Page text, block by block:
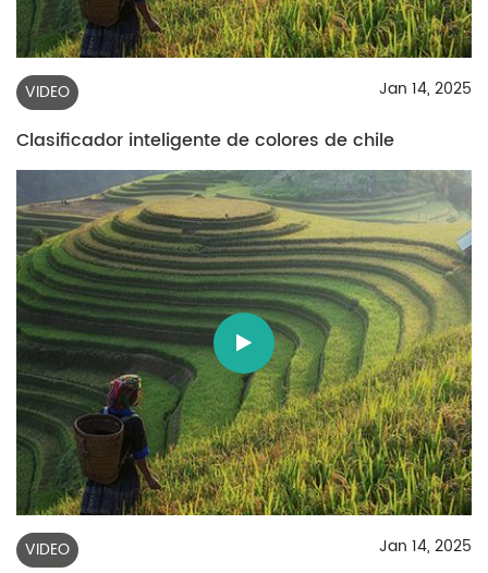
VIDEO Jan 14, 2025
Clasificador inteligente de colores de chile
VIDEO Jan 14, 2025